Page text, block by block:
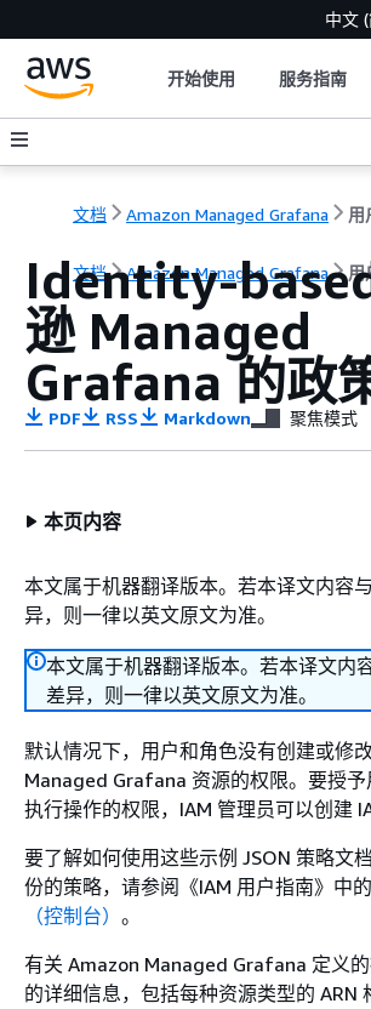
中文
开始使用 服务指南
文档 Amazon Managed Grafana 用
文档 Amazon Managed Grafana 用
Identity-
逊 Managed
Grafana 的政
PDF RSS Markdown 聚焦模式
本页内容
本文属于机器翻译版本。若本译文内容
异，则一律以英文原文为准。
本文属于机器翻译版本。若本译文内
差异，则一律以英文原文为准。
默认情况下，用户和角色没有创建或修
Managed Grafana 资源的权限。要授
执行操作的权限，IAM 管理员可以创建
要了解如何使用这些示例 JSON 策略文
份的策略，请参阅《IAM 用户指南》 中的
（控制台） 。
有关 Amazon Managed Grafana 定义
的详细信息，包括每种资源类型的 ARN